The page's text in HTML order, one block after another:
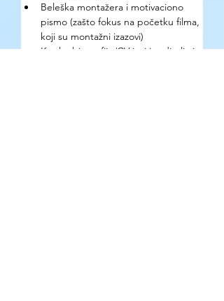
Beleška montažera i motivaciono
pismo (zašto fokus na početku filma,
koji su montažni izazovi)
Kratke biografije/CV-jevi i reditelja i